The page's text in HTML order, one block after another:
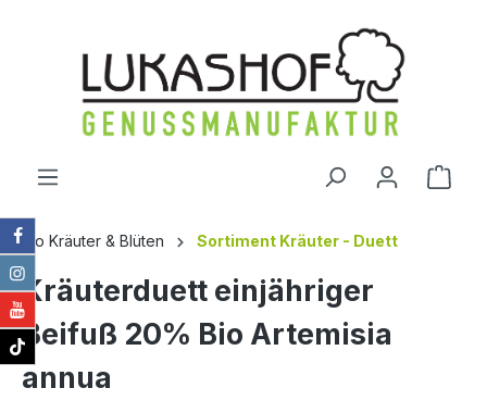
Bio Kräuter & Blüten Sortiment Kräuter - Duett
Kräuterduett einjähriger
Beifuß 20% Bio Artemisia
annua